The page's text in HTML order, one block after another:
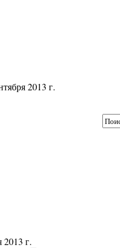
2013 г.
2013 г.